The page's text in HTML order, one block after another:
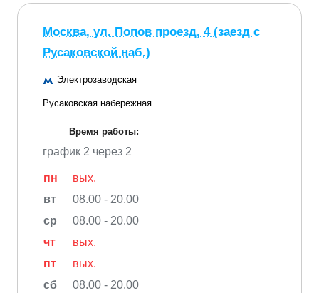
Москва, ул. Попов проезд, 4 (заезд с
Русаковской наб.)
Электрозаводская
Русаковская набережная
Время работы:
график 2 через 2
пн
вых.
вт
08.00 - 20.00
ср
08.00 - 20.00
чт
вых.
пт
вых.
сб
08.00 - 20.00